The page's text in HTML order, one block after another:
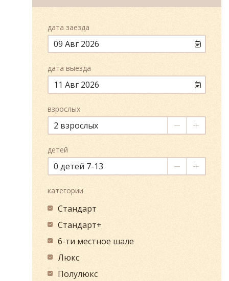
дата заезда
09 Авг 2026
дата выезда
11 Авг 2026
взрослых
2
детей
0
категории
Стандарт
Стандарт+
6-ти местное шале
Люкс
Полулюкс